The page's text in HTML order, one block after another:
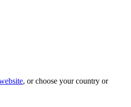
, or choose your country or